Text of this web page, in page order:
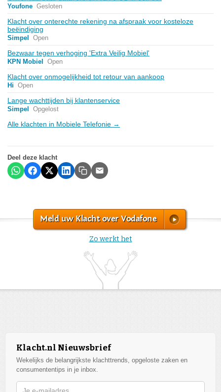
Youfone Gesloten
Klacht over onterechte rekening na afspraak voor kosteloze
beëindiging
Simpel Open
Bezwaar tegen verhoging 'Extra Veilig Mobiel'
KPN Mobiel Open
Klacht over onmogelijkheid tot retour van aankoop
Hi Open
Lange wachttijden bij klantenservice
Simpel Opgelost
Alle klachten in Mobiele Telefonie →
Deel deze klacht
Meld uw Klacht over Vodafone
Zo werkt het
Klacht.nl Nieuwsbrief
Wekelijks de belangrijkste klachttrends, opgeloste zaken en
consumententips in je inbox.